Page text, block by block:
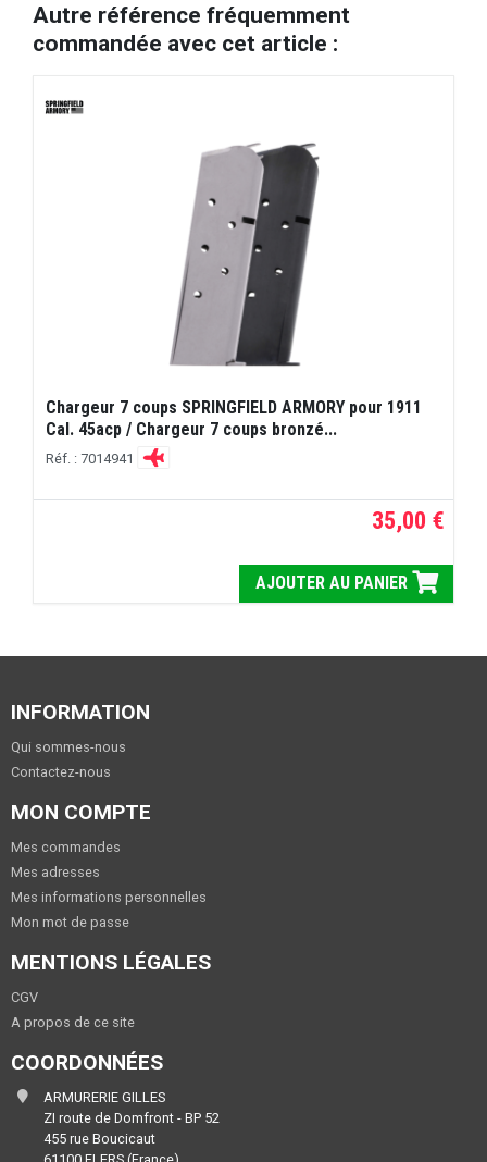
Autre référence fréquemment
commandée avec cet article :
Chargeur 7 coups SPRINGFIELD ARMORY pour 1911
Cal. 45acp / Chargeur 7 coups bronzé...
Réf. : 7014941
35,00 €
AJOUTER AU PANIER
INFORMATION
Qui sommes-nous
Contactez-nous
MON COMPTE
Mes commandes
Mes adresses
Mes informations personnelles
Mon mot de passe
MENTIONS LÉGALES
CGV
A propos de ce site
COORDONNÉES
ARMURERIE GILLES
ZI route de Domfront - BP 52
455 rue Boucicaut